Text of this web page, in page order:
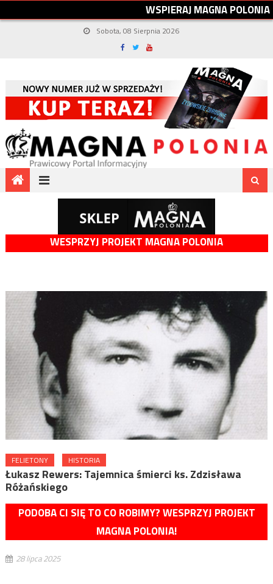
WSPIERAJMAGNAPOLONIA
Sobota, 08 Sierpnia 2026
WESPRZYJ PROJEKT MAGNA POLONIA
FELIETONY HISTORIA
Łukasz Rewers: Tajemnica śmierci ks. Zdzisława
Różańskiego
PODOBA CI SIĘ TO CO ROBIMY? WESPRZYJ PROJEKT
MAGNA POLONIA!
28 lipca 2025